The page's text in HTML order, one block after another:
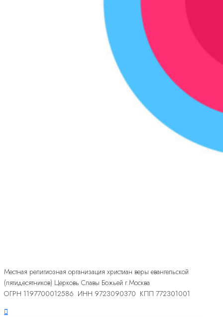
Местная религиозная организация христиан веры евангельской
(пятидесятников) Церковь Славы Божьей г.Москва
ОГРН 1197700012586 ИНН 9723090370 КПП 772301001